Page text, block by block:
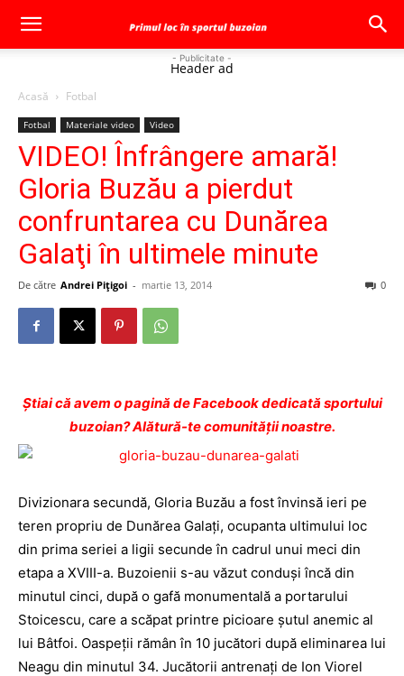
- Publicitate -
Header ad
Acasă Fotbal
Fotbal Materiale video Video
VIDEO! Înfrângere amară!
Gloria Buzău a pierdut
confruntarea cu Dunărea
Galaţi în ultimele minute
De către Andrei Pițigoi - martie 13, 2014 0
Ştiai că avem o pagină de Facebook dedicată sportului
buzoian? Alătură-te comunității noastre.
Divizionara secundă, Gloria Buzău a fost învinsă ieri pe
teren propriu de Dunărea Galaţi, ocupanta ultimului loc
din prima seriei a ligii secunde în cadrul unui meci din
etapa a XVIII-a. Buzoienii s-au văzut conduşi încă din
minutul cinci, după o gafă monumentală a portarului
Stoicescu, care a scăpat printre picioare şutul anemic al
lui Bâtfoi. Oaspeţii rămân în 10 jucători după eliminarea lui
Neagu din minutul 34. Jucătorii antrenaţi de Ion Viorel